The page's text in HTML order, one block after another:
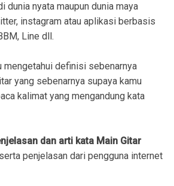
dunia nyata maupun dunia maya
instagram atau aplikasi berbasis
Line dll.
mengetahui definisi sebenarnya
yang sebenarnya supaya kamu
kalimat yang mengandung kata
dan arti kata Main Gitar
penjelasan dari pengguna internet